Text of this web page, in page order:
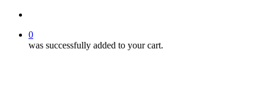
0
was successfully added to your cart.